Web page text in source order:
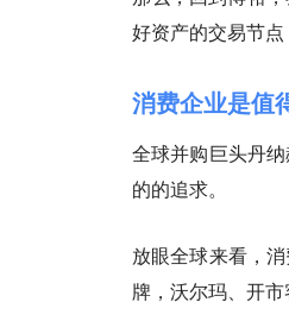
好资产的交易节
消费企业是值
全球并购巨头丹
的的追求。
放眼全球来看，
牌，沃尔玛、开市